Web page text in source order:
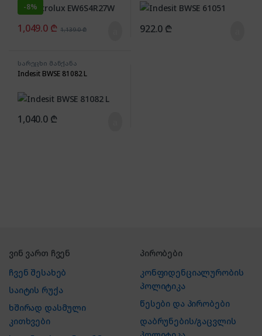
-8%
1,049.0 ₾ 1,139.0₾ 922.0 ₾
სარეცხი მანქანა
Indesit BWSE 81082 L
1,040.0 ₾
ვინ ვართ ჩვენ
ჩვენ შესახებ
საიტის რუქა
ხშირად დასმული
კითხვები
პირობები
კონფიდენციალურობის
პოლიტიკა
წესები და პირობები
დაბრუნების/გაცვლის